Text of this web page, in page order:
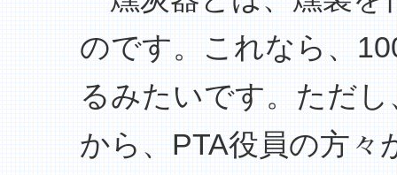
のです。これなら、
るみたいです。ただ
から、PTA役員の方